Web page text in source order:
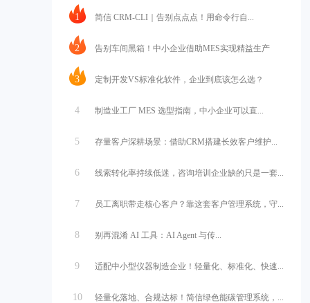
1 简信 CRM-CLI｜告别点点点！用命令行自...
2 告别车间黑箱！中小企业借助MES实现精益生产
3 定制开发VS标准化软件，企业到底该怎么选？
4 制造业工厂 MES 选型指南，中小企业可以直...
5 存量客户深耕场景：借助CRM搭建长效客户维护...
6 线索转化率持续低迷，咨询培训企业缺的只是一套...
7 员工离职带走核心客户？靠这套客户管理系统，守...
8 别再混淆 AI 工具：AI Agent 与传...
9 适配中小型仪器制造企业！轻量化、标准化、快速...
10 轻量化落地、合规达标！简信绿色能碳管理系统，...